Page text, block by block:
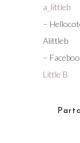
a_littleb
–
Alittleb
–
Little B